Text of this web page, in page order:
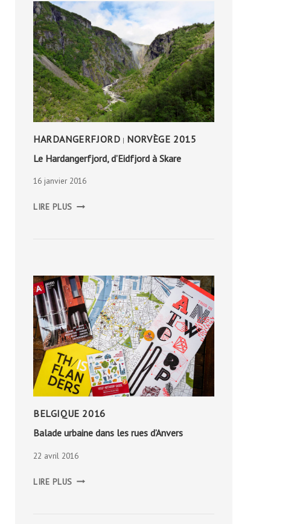
HARDANGERFJORD | NORVÈGE 2015
Le Hardangerfjord, d’Eidfjord à Skare
16 janvier 2016
LIRE PLUS HARDANGERFJORD,
BELGIQUE 2016
Balade urbaine dans les rues d’Anvers
22 avril 2016
LIRE PLUS URBAINE